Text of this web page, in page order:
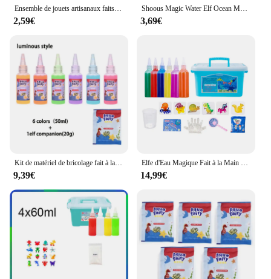
Ensemble de jouets artisanaux faits à la main pour enfants, elfe d'eau et océan, compagnon de moule 3D, nickel é de gel aquatique, cadeau de bricolage
2,59€
Shoous Magic Water Elf Ocean Mold Companion, Kit fait main 3D, Ensemble de gel de dégradation Aqua, Artisanat, Ensemble de matériel de bricolage, Cadeau pour enfants
3,69€
Kit de matériel de bricolage fait à la main pour enfants, elfe d'eau magique Shoous, compagnon de moule océanique, ensemble de gel de dégradation Aqua, cadeau d'artisanat 3D, 50ml
9,39€
Elfe d'Eau Magique Fait à la Main pour Enfant, Kit d'Artisanat Créatif, Jouets Montessori, Gels d'Eau Colorés, Origami Magique
14,99€